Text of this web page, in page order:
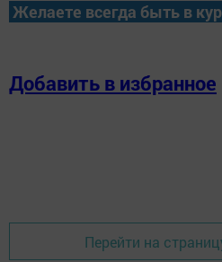
Желаете всегда быть в
Добавить в избранное
Перейти на